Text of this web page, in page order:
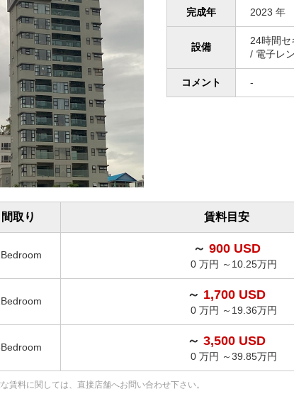
完成年 2023 年
設備
24時間
/ 電子レ
コメント -
間取り 賃料目安
～ 900 USD
0 万円 ～10.25万円
～ 1,700 USD
0 万円 ～19.36万円
～ 3,500 USD
0 万円 ～39.85万円
賃料に関しては、直接店舗へお問い合わせ下さい。